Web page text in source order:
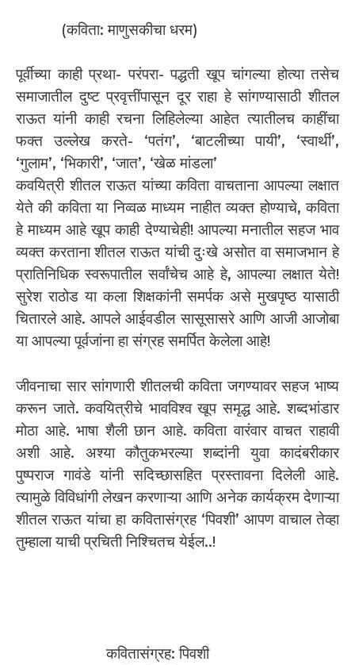
(कविता: माणुसकीचा धरम)
पूर्वीच्या काही प्रथा- परंपरा- पद्धती खूप चांगल्या होत्या तसेच
समाजातील दुष्ट प्रवृत्तींपासून दूर राहा हे सांगण्यासाठी शीतल
राऊत यांनी काही रचना लिहिलेल्या आहेत त्यातीलच काहींचा
फक्त उल्लेख करते- ‘पतंग’, ‘बाटलीच्या पायी’, ‘स्वार्थी’,
‘गुलाम’, ‘भिकारी’, ‘जात’, ‘खेळ मांडला’
कवयित्री शीतल राऊत यांच्या कविता वाचताना आपल्या लक्षात
येते की कविता या निव्वळ माध्यम नाहीत व्यक्त होण्याचे, कविता
हे माध्यम आहे खूप काही देण्याचेही! आपल्या मनातील सहज भाव
व्यक्त करताना शीतल राऊत यांची दुःखे असोत वा समाजभान हे
प्रातिनिधिक स्वरूपातील सर्वांचेच आहे हे, आपल्या लक्षात येते!
सुरेश राठोड या कला शिक्षकांनी समर्पक असे मुखपृष्ठ यासाठी
चितारले आहे. आपले आईवडील सासूसासरे आणि आजी आजोबा
या आपल्या पूर्वजांना हा संग्रह समर्पित केलेला आहे!
जीवनाचा सार सांगणारी शीतलची कविता जगण्यावर सहज भाष्य
करून जाते. कवयित्रीचे भावविश्व खूप समृद्ध आहे. शब्दभांडार
मोठा आहे. भाषा शैली छान आहे. कविता वारंवार वाचत राहावी
अशी आहे. अश्या कौतुकभरल्या शब्दांनी युवा कादंबरीकार
पुष्पराज गावंडे यांनी सदिच्छासहित प्रस्तावना दिलेली आहे.
त्यामुळे विविधांगी लेखन करणाऱ्या आणि अनेक कार्यक्रम देणाऱ्या
शीतल राऊत यांचा हा कवितासंग्रह ‘पिवशी’ आपण वाचाल तेव्हा
तुम्हाला याची प्रचिती निश्चितच येईल..!
कवितासंग्रह: पिवशी